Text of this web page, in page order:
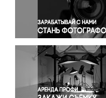
Правосудие
Происшествия и
Религия
Светская жизнь
Спорт
Экология
Экономика и бизнес